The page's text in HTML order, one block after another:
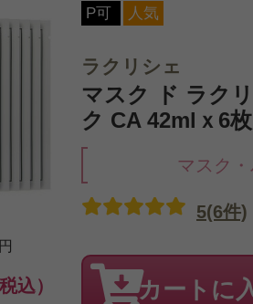
P可 人気
ラクリシェ
マスク ド ラク
ク CA 42mlｘ6枚
マスク
込）
5(6件)
カートに